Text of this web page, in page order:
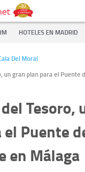
HOTELES EN MADRID
Del Moral
un gran plan para el Puente
Tesoro,
el Puente
en Málaga